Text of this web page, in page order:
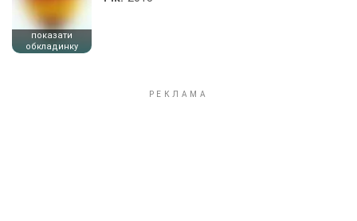
показати
обкладинку